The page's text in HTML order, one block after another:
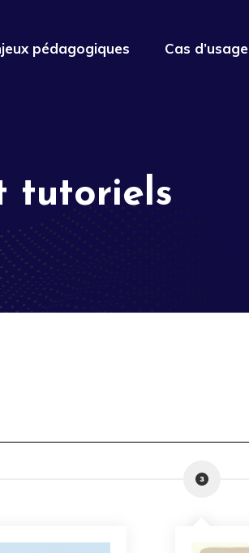
pédagogiques Cas d’usage
tutoriels